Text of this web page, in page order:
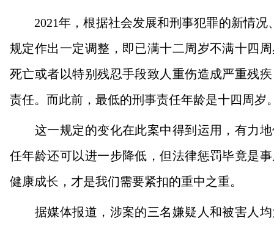
2021年，根据社会发展和刑事犯罪的新情况
规定作出一定调整，即已满十二周岁不满十四
死亡或者以特别残忍手段致人重伤造成严重残
责任。而此前，最低的刑事责任年龄是十四周岁
这一规定的变化在此案中得到运用，有力地
任年龄还可以进一步降低，但法律惩罚毕竟是
健康成长，才是我们需要紧扣的重中之重。
据媒体报道，涉案的三名嫌疑人和被害人均